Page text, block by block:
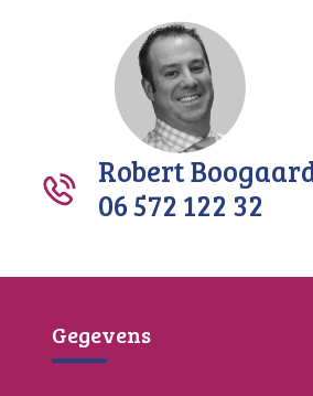
Robert
06 572 122 32
Gegevens